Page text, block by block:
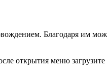
Благодаря им
открытия меню